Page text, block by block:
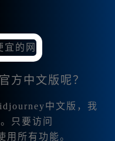
方中文版呢？
中文版，我
只要访问
用所有功能。